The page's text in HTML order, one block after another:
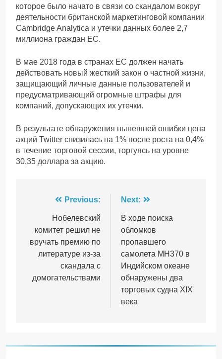
которое было начато в связи со скандалом вокруг
деятельности британской маркетинговой компании
Cambridge Analytica и утечки данных более 2,7
миллиона граждан ЕС.
В мае 2018 года в странах ЕС должен начать
действовать новый жесткий закон о частной жизни,
защищающий личные данные пользователей и
предусматривающий огромные штрафы для
компаний, допускающих их утечки.
В результате обнаружения нынешней ошибки цена
акций Twitter снизилась на 1% после роста на 0,4%
в течение торговой сессии, торгуясь на уровне
30,35 доллара за акцию.
Навігація
записів
Previous:
Нобелевский
комитет решил не
вручать премию по
литературе из-за
скандала с
домогательствами
Next:
В ходе поиска
обломков
пропавшего
самолета MH370 в
Индийском океане
обнаружены два
торговых судна XIX
века